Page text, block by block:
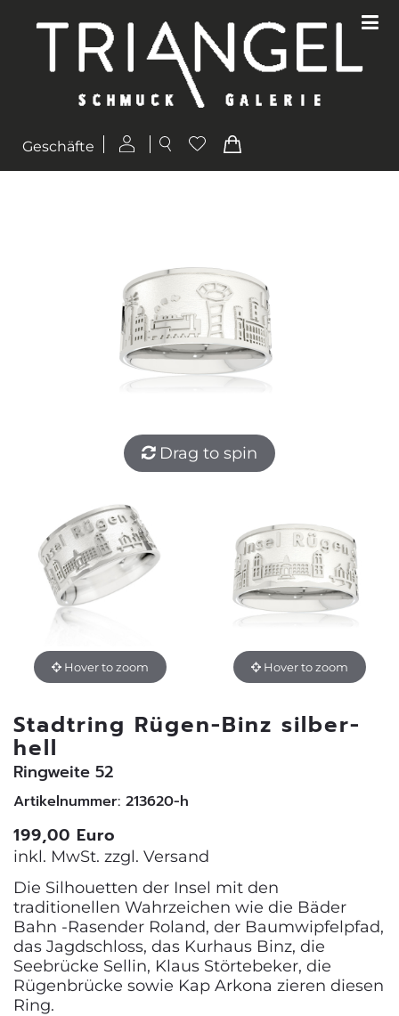
Geschäfte
Drag to spin
Hover to zoom Hover to zoom
Stadtring Rügen-Binz silber-
hell
Ringweite 52
Artikelnummer: 213620-h
199,00 Euro
inkl. MwSt. zzgl. Versand
Die Silhouetten der Insel mit den
traditionellen Wahrzeichen wie die Bäder
Bahn -Rasender Roland, der Baumwipfelpfad,
das Jagdschloss, das Kurhaus Binz, die
Seebrücke Sellin, Klaus Störtebeker, die
Rügenbrücke sowie Kap Arkona zieren diesen
Ring.